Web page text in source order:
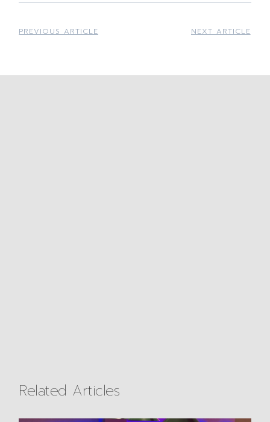
PREVIOUS ARTICLE NEXT ARTICLE
Related Articles